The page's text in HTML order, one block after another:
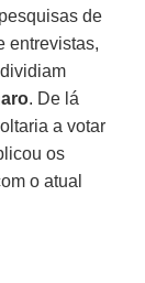
de
entrevistas,
. De lá
a votar
os
o atual